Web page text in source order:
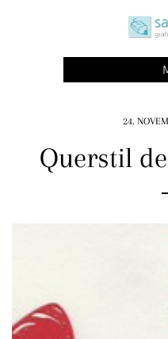
saje
grafikdesign |
24.
Querstil